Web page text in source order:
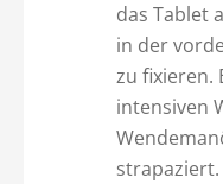
das Tablet
in der
zu fixieren.
intensiven
strapaziert.